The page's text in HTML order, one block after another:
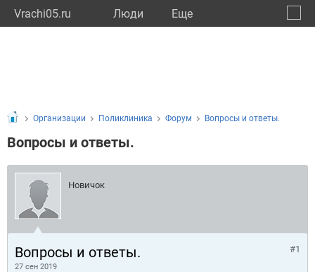
Vrachi05.ru Люди Eще
Организации Поликлиника Форум Вопросы и ответы.
Вопросы и ответы.
Новичок
Вопросы и ответы.
27 сен 2019
#1